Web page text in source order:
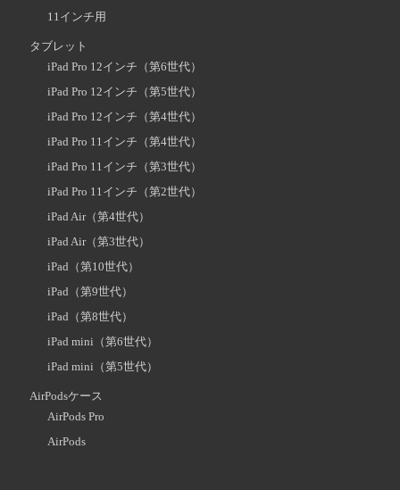
11インチ用
タブレット
iPad Pro 12インチ（第6世代）
iPad Pro 12インチ（第5世代）
iPad Pro 12インチ（第4世代）
iPad Pro 11インチ（第4世代）
iPad Pro 11インチ（第3世代）
iPad Pro 11インチ（第2世代）
iPad Air（第4世代）
iPad Air（第3世代）
iPad（第10世代）
iPad（第9世代）
iPad（第8世代）
iPad mini（第6世代）
iPad mini（第5世代）
AirPodsケース
AirPods Pro
AirPods